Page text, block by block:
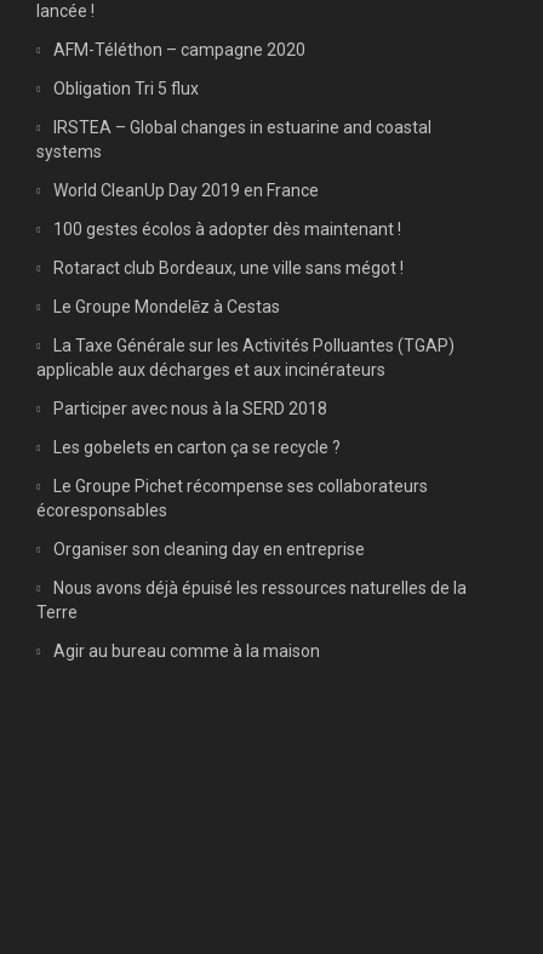
lancée !
AFM-Téléthon – campagne 2020
Obligation Tri 5 flux
IRSTEA – Global changes in estuarine and coastal
systems
World CleanUp Day 2019 en France
100 gestes écolos à adopter dès maintenant !
Rotaract club Bordeaux, une ville sans mégot !
Le Groupe Mondelēz à Cestas
La Taxe Générale sur les Activités Polluantes (TGAP)
applicable aux décharges et aux incinérateurs
Participer avec nous à la SERD 2018
Les gobelets en carton ça se recycle ?
Le Groupe Pichet récompense ses collaborateurs
écoresponsables
Organiser son cleaning day en entreprise
Nous avons déjà épuisé les ressources naturelles de la
Terre
Agir au bureau comme à la maison